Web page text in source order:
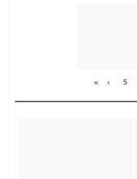
« ‹